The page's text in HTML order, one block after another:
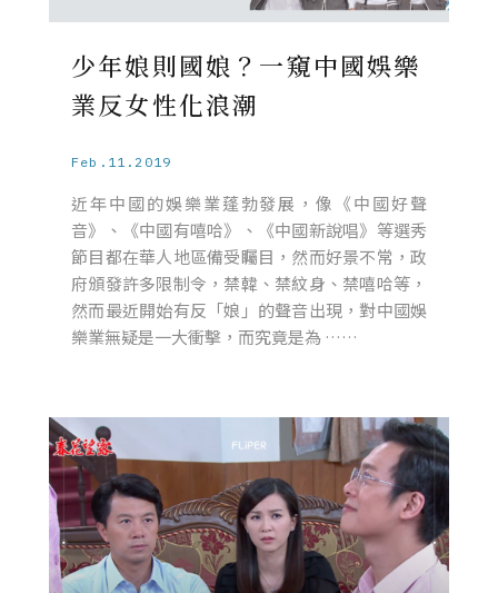
少年娘則國娘？一窺中國娛樂
業反女性化浪潮
Feb.11.2019
近年中國的娛樂業蓬勃發展，像《中國好聲
音》、《中國有嘻哈》、《中國新說唱》等選秀
節目都在華人地區備受矚目，然而好景不常，政
府頒發許多限制令，禁韓、禁紋身、禁嘻哈等，
然而最近開始有反「娘」的聲音出現，對中國娛
樂業無疑是一大衝擊，而究竟是為 ……